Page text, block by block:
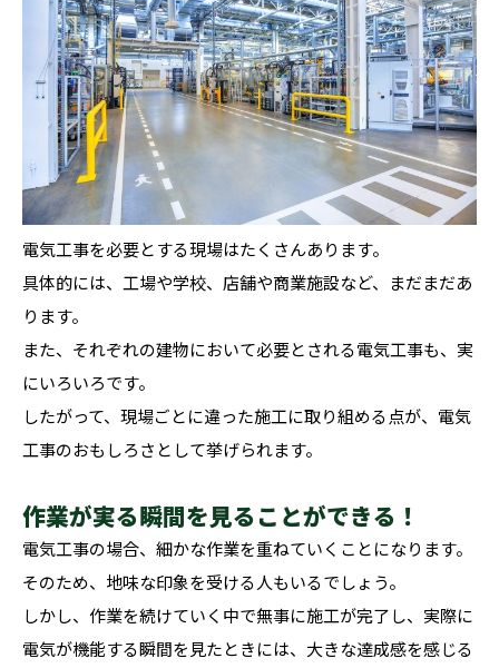
電気工事を必要とする現場はたくさんあります。
具体的には、工場や学校、店舗や商業施設など、まだまだあ
ります。
また、それぞれの建物において必要とされる電気工事も、実
にいろいろです。
したがって、現場ごとに違った施工に取り組める点が、電気
工事のおもしろさとして挙げられます。
作業が実る瞬間を見ることができる！
電気工事の場合、細かな作業を重ねていくことになります。
そのため、地味な印象を受ける人もいるでしょう。
しかし、作業を続けていく中で無事に施工が完了し、実際に
電気が機能する瞬間を見たときには、大きな達成感を感じる